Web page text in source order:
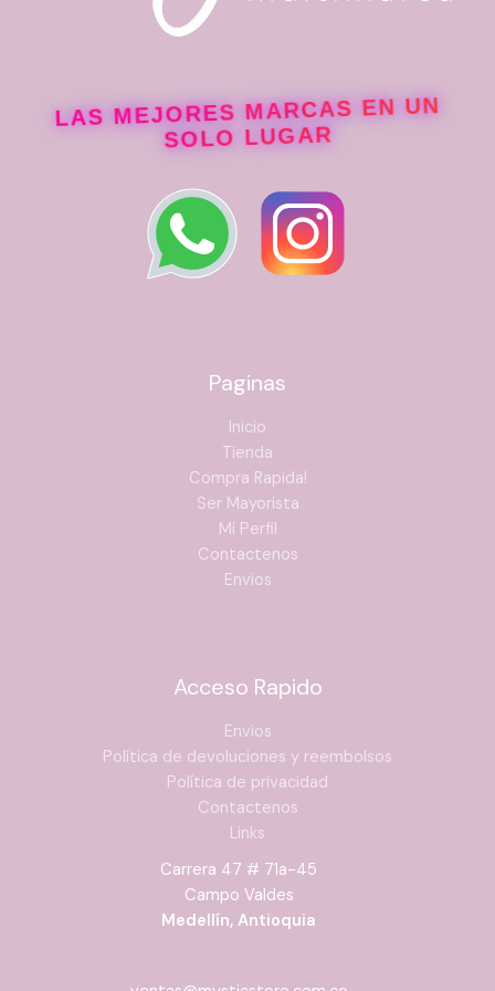
LAS MEJORES MARCAS EN UN
SOLO LUGAR
Paginas
Inicio
Tienda
Compra Rapida!
Ser Mayorista
Mi Perfil
Contactenos
Envios
Acceso Rapido
Envios
Política de devoluciones y reembolsos
Política de privacidad
Contactenos
Links
Carrera 47 # 71a-45
Campo Valdes
Medellín, Antioquia